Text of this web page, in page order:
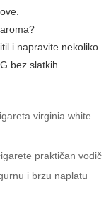
i napravite nekoliko
bez slatkih
virginia white –
praktičan vodič
i brzu naplatu